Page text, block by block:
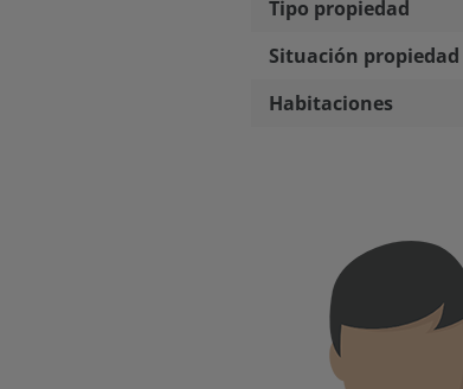
Tipo propiedad
Situación propiedad
Habitaciones